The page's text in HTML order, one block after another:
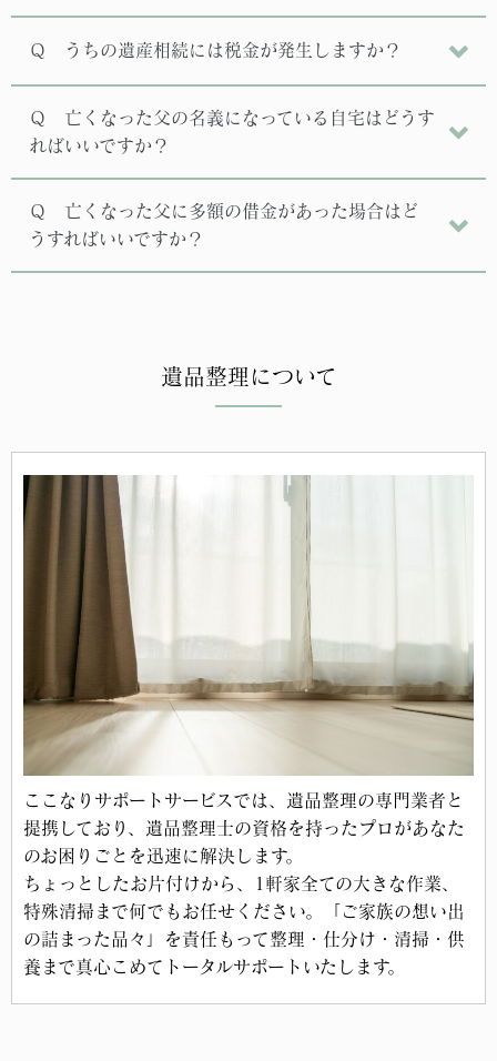
Ｑ うちの遺産相続には税金が発生しますか？
Ｑ 亡くなった父の名義になっている自宅はどうす
ればいいですか？
Ｑ 亡くなった父に多額の借金があった場合はど
うすればいいですか？
遺品整理について
ここなりサポートサービスでは、遺品整理の専門業者と
提携しており、遺品整理士の資格を持ったプロがあなた
のお困りごとを迅速に解決します。
ちょっとしたお片付けから、1軒家全ての大きな作業、
特殊清掃まで何でもお任せください。
「ご家族の想い出
の詰まった品々」を責任もって整理・仕分け・清掃・供
養まで真心こめてトータルサポートいたします。